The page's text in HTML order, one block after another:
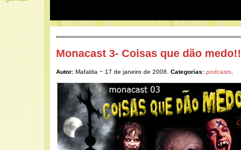
Monacast 3- Coisas que dão medo!!
Autor: Mafalda ~ 17 de janeiro de 2008. Categorias: podcasts